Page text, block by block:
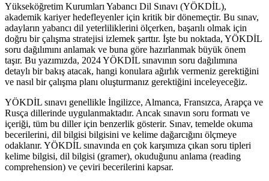
Yükseköğretim Kurumları Yabancı Dil Sınavı (YÖKDİL),
akademik kariyer hedefleyenler için kritik bir dönemeçtir. Bu sınav,
adayların yabancı dil yeterliliklerini ölçerken, başarılı olmak için
doğru bir çalışma stratejisi izlemek şarttır. İşte bu noktada, YÖKDİL
soru dağılımını anlamak ve buna göre hazırlanmak büyük önem
taşır. Bu yazımızda, 2024 YÖKDİL sınavının soru dağılımına
detaylı bir bakış atacak, hangi konulara ağırlık vermeniz gerektiğini
ve nasıl bir çalışma planı oluşturmanız gerektiğini inceleyeceğiz.
YÖKDİL sınavı genellikle İngilizce, Almanca, Fransızca, Arapça ve
Rusça dillerinde uygulanmaktadır. Ancak sınavın soru formatı ve
içeriği, tüm bu diller için benzerlik gösterir. Sınav, temelde okuma
becerilerini, dil bilgisi bilgisini ve kelime dağarcığını ölçmeye
odaklanır. YÖKDİL sınavında en çok karşımıza çıkan soru tipleri
kelime bilgisi, dil bilgisi (gramer), okuduğunu anlama (reading
comprehension) ve çeviri becerilerini kapsar.